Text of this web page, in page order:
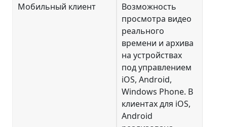
Мобильный клиент
Возможность
просмотра видео
реального
времени и архива
на устройствах
под управлением
iOS, Android,
Windows Phone. В
клиентах для iOS,
Android